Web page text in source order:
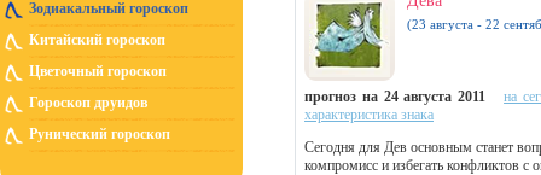
Зодиакальный гороскоп
Китайский гороскоп
Цветочный гороскоп
Гороскоп друидов
Рунический гороскоп
(23 августа - 22
прогноз на 24 августа 2011
на
характеристика знака
Сегодня для Дев основным станет
компромисс и избегать конфликтов